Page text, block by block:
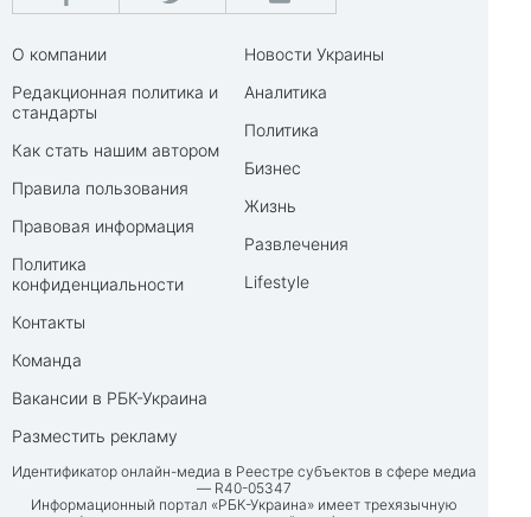
О компании
Редакционная политика и
стандарты
Как стать нашим автором
Правила пользования
Правовая информация
Политика
конфиденциальности
Контакты
Команда
Вакансии в РБК-Украина
Разместить рекламу
Новости Украины
Аналитика
Политика
Бизнес
Жизнь
Развлечения
Lifestyle
Идентификатор онлайн-медиа в Реестре субъектов в сфере медиа
— R40-05347
Информационный портал «РБК-Украина» имеет трехязычную